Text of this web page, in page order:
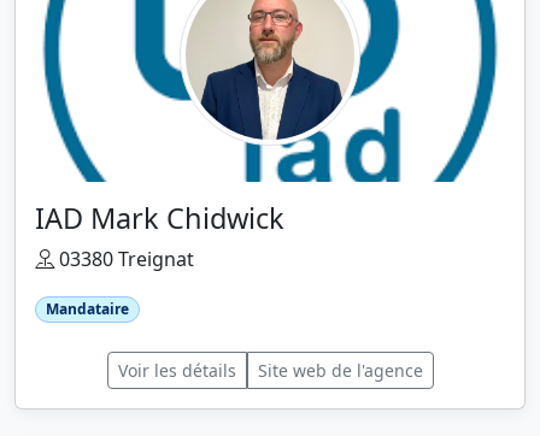
IAD Mark Chidwick
03380 Treignat
Mandataire
Voir les détails Site web de l'agence